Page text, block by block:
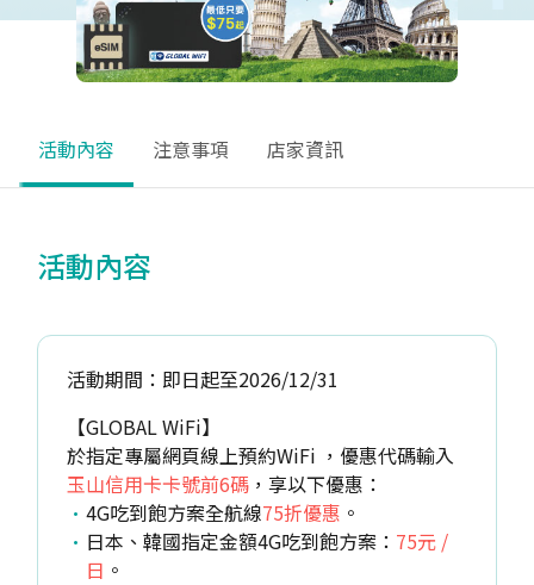
活動內容 注意事項 店家資訊
活動內容
活動期間：即日起至2026/12/31
【GLOBAL WiFi】
於指定專屬網頁線上預約WiFi ，優惠代碼輸入
玉山信用卡卡號前6碼 ，享以下優惠：
4G吃到飽方案全航線75折優惠 。
日本、韓國指定金額4G吃到飽方案： 75元 /
日 。